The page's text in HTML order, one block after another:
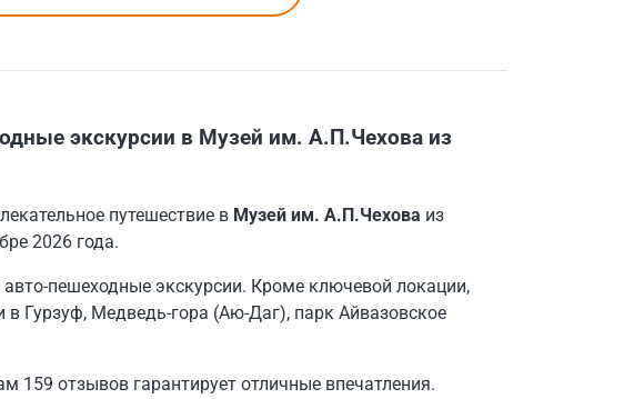
экскурсии в Музей им. А.П.Чехова из
путешествие в Музей им. А.П.Чехова из
2026 года.
пешеходные экскурсии. Кроме ключевой локации,
в Гурзуф, Медведь-гора (Аю-Даг), парк Айвазовское
159 отзывов гарантирует отличные впечатления.